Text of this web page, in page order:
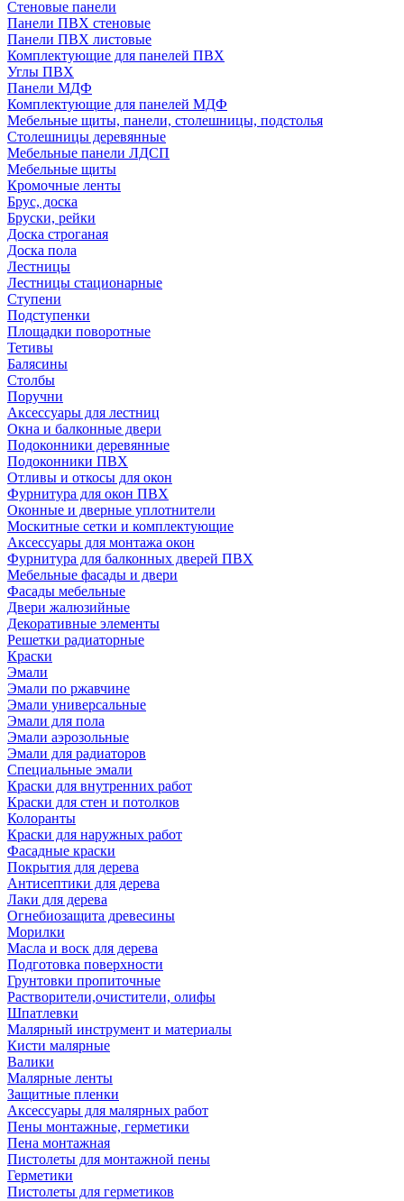
Стеновые панели
Панели ПВХ стеновые
Панели ПВХ листовые
Комплектующие для панелей ПВХ
Углы ПВХ
Панели МДФ
Комплектующие для панелей МДФ
Мебельные щиты, панели, столешницы, подстолья
Столешницы деревянные
Мебельные панели ЛДСП
Мебельные щиты
Кромочные ленты
Брус, доска
Бруски, рейки
Доска строганая
Доска пола
Лестницы
Лестницы стационарные
Ступени
Подступенки
Площадки поворотные
Тетивы
Балясины
Столбы
Поручни
Аксессуары для лестниц
Окна и балконные двери
Подоконники деревянные
Подоконники ПВХ
Отливы и откосы для окон
Фурнитура для окон ПВХ
Оконные и дверные уплотнители
Москитные сетки и комплектующие
Аксессуары для монтажа окон
Фурнитура для балконных дверей ПВХ
Мебельные фасады и двери
Фасады мебельные
Двери жалюзийные
Декоративные элементы
Решетки радиаторные
Краски
Эмали
Эмали по ржавчине
Эмали универсальные
Эмали для пола
Эмали аэрозольные
Эмали для радиаторов
Специальные эмали
Краски для внутренних работ
Краски для стен и потолков
Колоранты
Краски для наружных работ
Фасадные краски
Покрытия для дерева
Антисептики для дерева
Лаки для дерева
Огнебиозащита древесины
Морилки
Масла и воск для дерева
Подготовка поверхности
Грунтовки пропиточные
Растворители,очистители, олифы
Шпатлевки
Малярный инструмент и материалы
Кисти малярные
Валики
Малярные ленты
Защитные пленки
Аксессуары для малярных работ
Пены монтажные, герметики
Пена монтажная
Пистолеты для монтажной пены
Герметики
Пистолеты для герметиков